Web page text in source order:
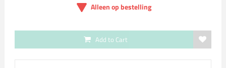
Alleen op bestelling
Add to Cart